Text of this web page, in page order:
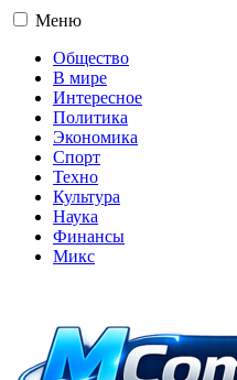
Меню
Общество
В мире
Интересное
Политика
Экономика
Спорт
Техно
Культура
Наука
Финансы
Микс